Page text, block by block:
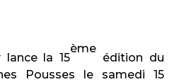
lance la 15
ème
édition du
Pousses le samedi 15